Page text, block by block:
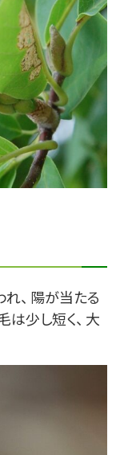
、 陽が当たる
は少し短く、 大